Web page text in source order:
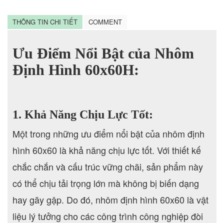
THÔNG TIN CHI TIẾT COMMENT
Ưu Điểm Nổi Bật của Nhôm
Định Hình 60x60H:
1. Khả Năng Chịu Lực Tốt:
Một trong những ưu điểm nổi bật của nhôm định
hình 60x60 là khả năng chịu lực tốt. Với thiết kế
chắc chắn và cấu trúc vững chãi, sản phẩm này
có thể chịu tải trọng lớn mà không bị biến dạng
hay gãy gập. Do đó, nhôm định hình 60x60 là vật
liệu lý tưởng cho các công trình công nghiệp đòi